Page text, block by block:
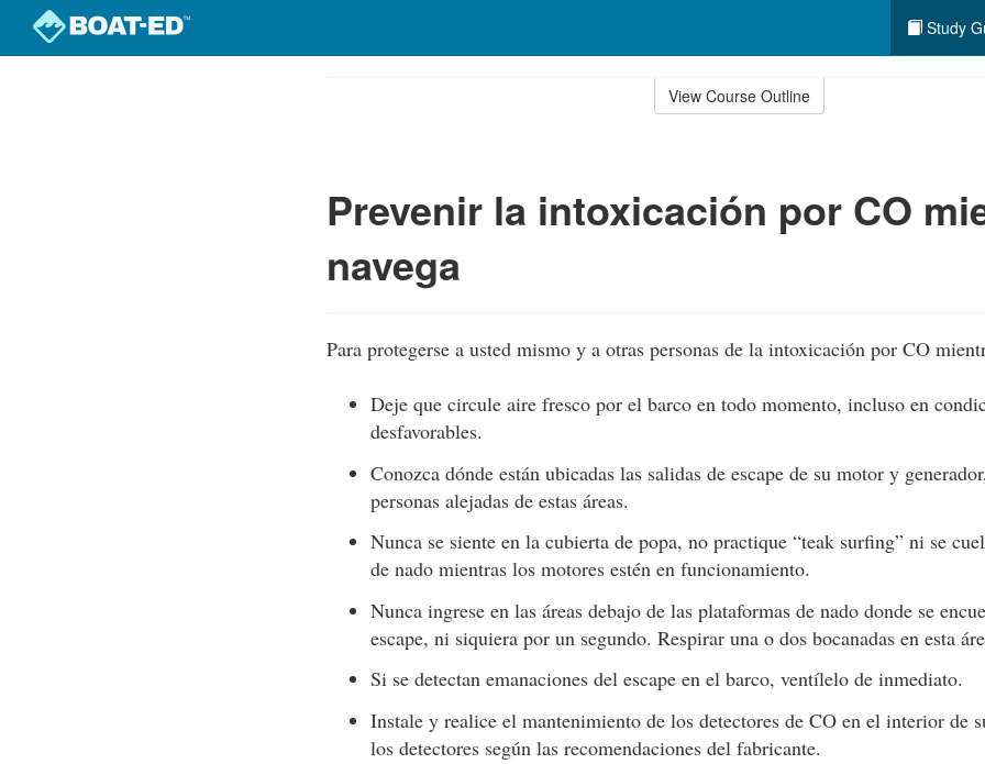
Study
View Course Outline
Prevenir la intoxicación por CO
navega
Para protegerse a usted mismo y a otras personas de la intoxicación por CO
Deje que circule aire fresco por el barco en todo momento, incluso en
desfavorables.
Conozca dónde están ubicadas las salidas de escape de su motor y
personas alejadas de estas áreas.
Nunca se siente en la cubierta de popa, no practique “teak surfing” ni se
de nado mientras los motores estén en funcionamiento.
Nunca ingrese en las áreas debajo de las plataformas de nado donde se
escape, ni siquiera por un segundo. Respirar una o dos bocanadas en esta
Si se detectan emanaciones del escape en el barco, ventílelo de inmediato.
Instale y realice el mantenimiento de los detectores de CO en el interior de
los detectores según las recomendaciones del fabricante.